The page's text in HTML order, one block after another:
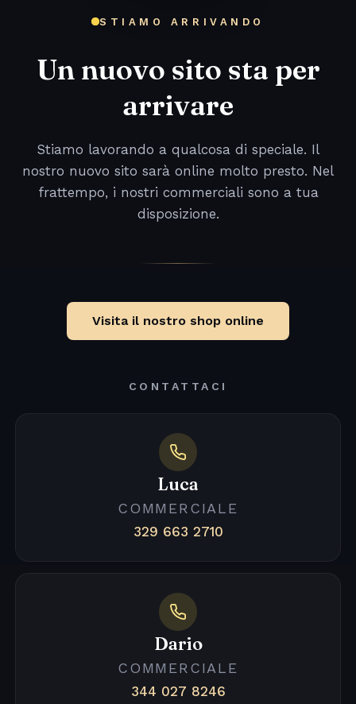
STIAMO ARRIVANDO
Un nuovo sito sta per
arrivare
Stiamo lavorando a qualcosa di speciale. Il
nostro nuovo sito sarà online molto presto. Nel
frattempo, i nostri commerciali sono a tua
disposizione.
Visita il nostro shop online
CONTATTACI
Luca
COMMERCIALE
329 663 2710
Dario
COMMERCIALE
344 027 8246